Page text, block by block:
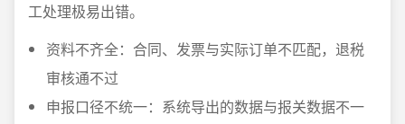
工处理极易出错。
资料不齐全：合同、发票与实际订单不匹配，退税
审核通不过
申报口径不统一：系统导出的数据与报关数据不一